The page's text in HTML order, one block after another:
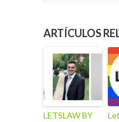
ARTÍCULOS
LETSLAW BY